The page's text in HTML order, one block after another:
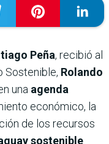
Peña, recibió al
Sostenible, Rolando
una agenda
económico, la
de los recursos
sostenible